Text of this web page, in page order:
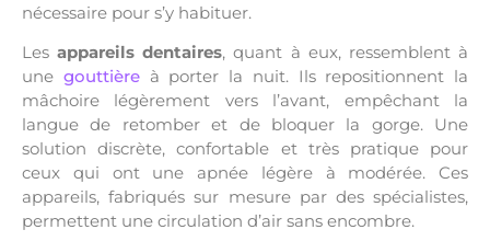
nécessaire pour s’y habituer.
Lesappareils dentaires, quant à eux, ressemblent à
une gouttière à porter la nuit. Ils repositionnent la
mâchoire légèrement vers l’avant, empêchant la
langue de retomber et de bloquer la gorge. Une
solution discrète, confortable et très pratique pour
ceux qui ont une apnée légère à modérée. Ces
appareils, fabriqués sur mesure par des spécialistes,
permettent une circulation d’air sans encombre.